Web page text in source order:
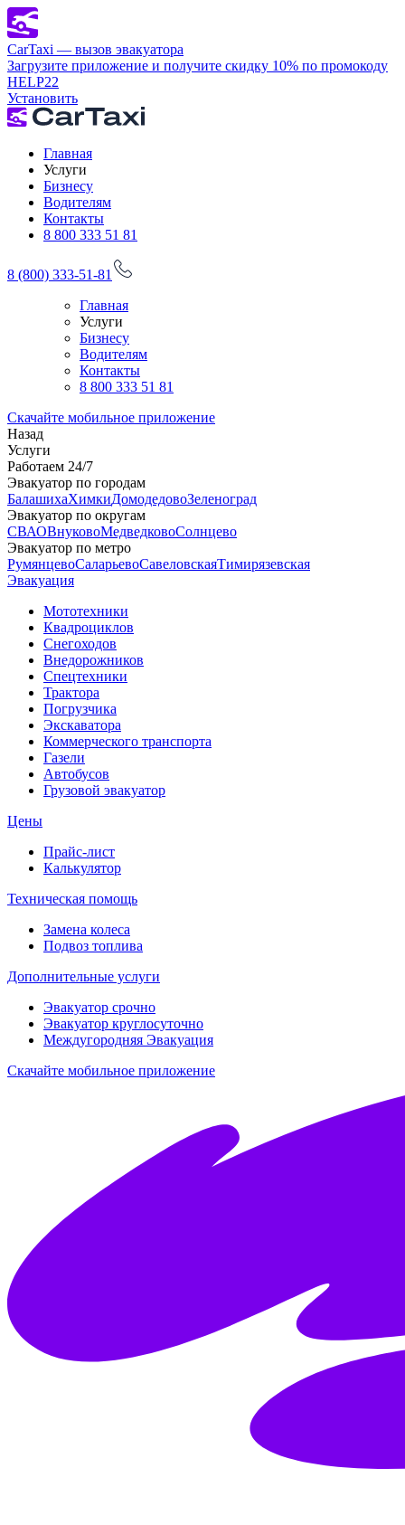
CarTaxi — вызов эвакуатора
Загрузите приложение и получите скидку 10% по промокоду
HELP22
Установить
Главная
Услуги
Бизнесу
Водителям
Контакты
8 800 333 51 81
8 (800) 333-51-81
Главная
Услуги
Бизнесу
Водителям
Контакты
8 800 333 51 81
Скачайте мобильное приложение
Назад
Услуги
Работаем 24/7
Эвакуатор по городам
БалашихаХимкиДомодедовоЗеленоград
Эвакуатор по округам
СВАОВнуковоМедведковоСолнцево
Эвакуатор по метро
РумянцевоСаларьевоСавеловскаяТимирязевская
Эвакуация
Мототехники
Квадроциклов
Снегоходов
Внедорожников
Спецтехники
Трактора
Погрузчика
Экскаватора
Коммерческого транспорта
Газели
Автобусов
Грузовой эвакуатор
Цены
Прайс-лист
Калькулятор
Техническая помощь
Замена колеса
Подвоз топлива
Дополнительные услуги
Эвакуатор срочно
Эвакуатор круглосуточно
Междугородняя Эвакуация
Скачайте мобильное приложение